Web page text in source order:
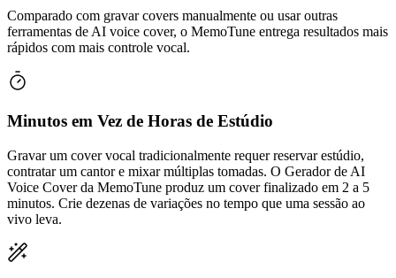
Comparado com gravar covers manualmente ou usar outras
ferramentas de AI voice cover, o MemoTune entrega resultados mais
rápidos com mais controle vocal.
Minutos em Vez de Horas de Estúdio
Gravar um cover vocal tradicionalmente requer reservar estúdio,
contratar um cantor e mixar múltiplas tomadas. O Gerador de AI
Voice Cover da MemoTune produz um cover finalizado em 2 a 5
minutos. Crie dezenas de variações no tempo que uma sessão ao
vivo leva.